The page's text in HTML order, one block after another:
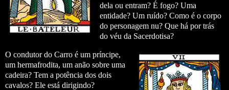
dela ou entram? É fogo? Uma
entidade? Um ruído? Como é o corpo
do personagem nu? Que há por trás
do véu da Sacerdotisa?
O condutor do Carro é um príncipe,
um hermafrodita, um anão sobre uma
cadeira? Tem a potência dos dois
cavalos? Ele está dirigindo?